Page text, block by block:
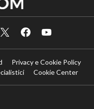
Privacy e Cookie Policy
Cookie Center